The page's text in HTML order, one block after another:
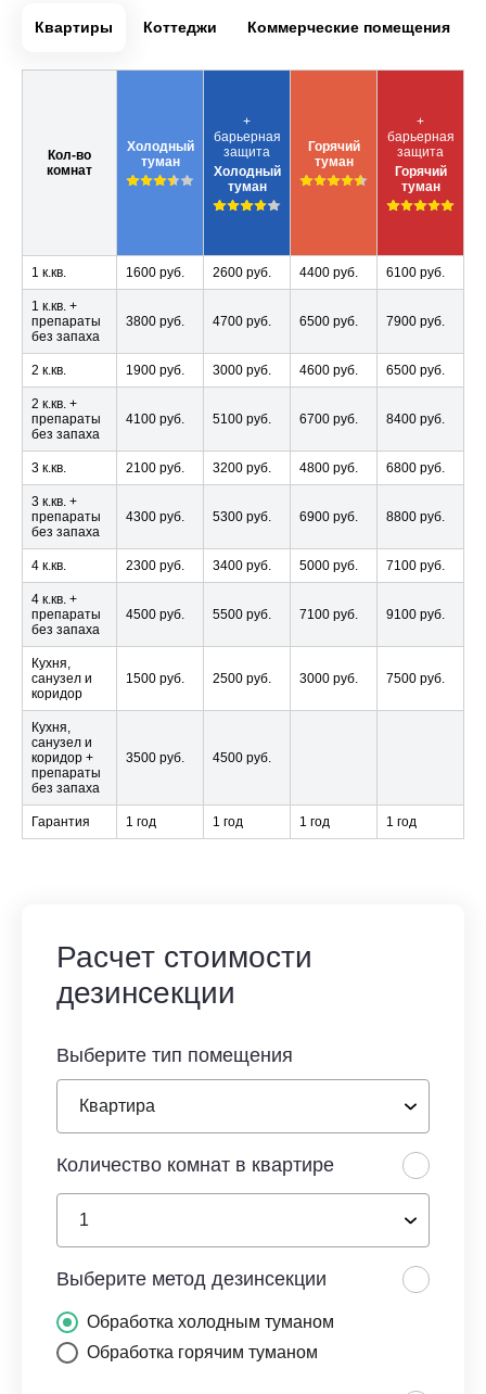
Квартиры Коттеджи Коммерческие помещения
Кол-во
комнат
Холодный
туман
+
барьерная
защита
Холодный
туман
Горячий
туман
+
барьерная
защита
Горячий
туман
1 к.кв. 1600 руб. 2600 руб. 4400 руб. 6100 руб.
1 к.кв. +
препараты
без запаха
3800 руб. 4700 руб. 6500 руб. 7900 руб.
2 к.кв. 1900 руб. 3000 руб. 4600 руб. 6500 руб.
2 к.кв. +
препараты
без запаха
4100 руб. 5100 руб. 6700 руб. 8400 руб.
3 к.кв. 2100 руб. 3200 руб. 4800 руб. 6800 руб.
3 к.кв. +
препараты
без запаха
4300 руб. 5300 руб. 6900 руб. 8800 руб.
4 к.кв. 2300 руб. 3400 руб. 5000 руб. 7100 руб.
4 к.кв. +
препараты
без запаха
4500 руб. 5500 руб. 7100 руб. 9100 руб.
Кухня,
санузел и
коридор
1500 руб. 2500 руб. 3000 руб. 7500 руб.
Кухня,
санузел и
коридор +
препараты
без запаха
3500 руб. 4500 руб.
Гарантия 1 год 1 год 1 год 1 год
Расчет стоимости
дезинсекции
Выберите тип помещения
Количество комнат в квартире
Выберите метод дезинсекции
Обработка холодным туманом
Обработка горячим туманом